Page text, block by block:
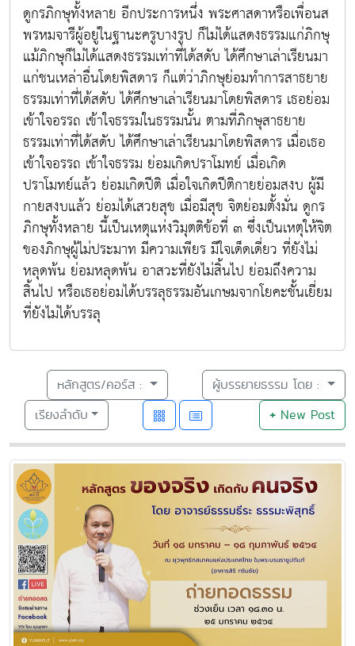
ดูกรภิกษุทั้งหลาย อีกประการหนึ่ง พระศาสดาหรือเพื่อนส
พรหมจารีผู้อยู่ในฐานะครูบางรูป ก็ไม่ได้แสดงธรรมแก่ภิกษุ
แม้ภิกษุก็ไม่ได้แสดงธรรมเท่าที่ได้สดับ ได้ศึกษาเล่าเรียนมา
แก่ชนเหล่าอื่นโดยพิสดาร ก็แต่ว่าภิกษุย่อมทำการสาธยาย
ธรรมเท่าที่ได้สดับ ได้ศึกษาเล่าเรียนมาโดยพิสดาร เธอย่อม
เข้าใจอรรถ เข้าใจธรรมในธรรมนั้น ตามที่ภิกษุสาธยาย
ธรรมเท่าที่ได้สดับ ได้ศึกษาเล่าเรียนมาโดยพิสดาร เมื่อเธอ
เข้าใจอรรถ เข้าใจธรรม ย่อมเกิดปราโมทย์ เมื่อเกิด
ปราโมทย์แล้ว ย่อมเกิดปีติ เมื่อใจเกิดปีติกายย่อมสงบ ผู้มี
กายสงบแล้ว ย่อมได้เสวยสุข เมื่อมีสุข จิตย่อมตั้งมั่น ดูกร
ภิกษุทั้งหลาย นี้เป็นเหตุแห่งวิมุตติข้อที่ ๓ ซึ่งเป็นเหตุให้จิต
ของภิกษุผู้ไม่ประมาท มีความเพียร มีใจเด็ดเดี่ยว ที่ยังไม่
หลุดพ้น ย่อมหลุดพ้น อาสวะที่ยังไม่สิ้นไป ย่อมถึงความ
สิ้นไป หรือเธอย่อมได้บรรลุธรรมอันเกษมจากโยคะชั้นเยี่ยม
ที่ยังไม่ได้บรรลุ
หลักสูตร/คอร์ส :
ผู้บรรยายธรรม โดย :
เรียงลำดับ
+New Post